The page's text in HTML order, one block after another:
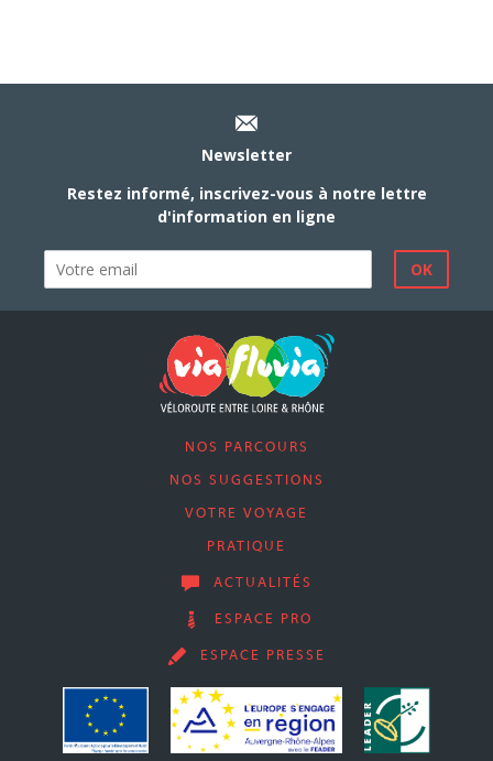
Newsletter
Restez informé, inscrivez-vous à notre lettre
d'information en ligne
NOS PARCOURS
NOS SUGGESTIONS
VOTRE VOYAGE
PRATIQUE
ACTUALITÉS
ESPACE PRO
ESPACE PRESSE